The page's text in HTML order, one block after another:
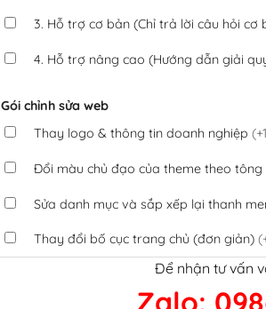
3. Hỗ trợ cơ bản (Chỉ trả lời câu hỏi cơ
4. Hỗ trợ nâng cao (Hướng dẫn giải
Gói chỉnh sửa web
Thay logo & thông tin doanh nghiệp
Đổi màu chủ đạo của theme theo
Sửa danh mục và sắp xếp lại thanh
Thay đổi bố cục trang chủ (đơn giản)
Tích hợp thanh toán QR Code ngân
Để nhận tư vấn
Zalo: